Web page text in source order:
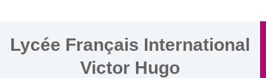
Lycée Français International
Victor Hugo